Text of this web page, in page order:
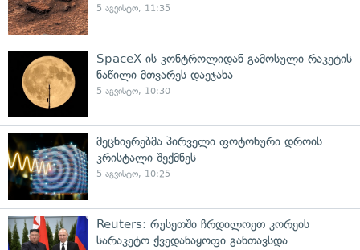
5 აგვისტო, 11:35
SpaceX-ის კონტროლიდან გამოსული რაკეტის
ნაწილი მთვარეს დაეჯახა
5 აგვისტო, 10:30
მეცნიერებმა პირველი ფოტონური დროის
კრისტალი შექმნეს
5 აგვისტო, 10:25
Reuters: რუსეთში ჩრდილოეთ კორეის
სარაკეტო ქვედანაყოფი განთავსდა